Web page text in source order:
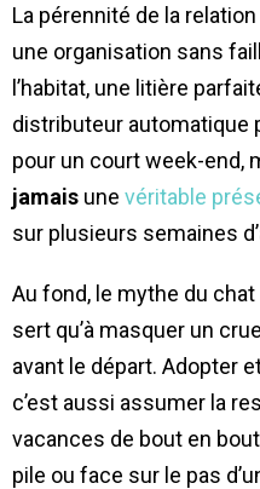
La pérennité de la
une organisation sans
l’habitat, une litière
distributeur automatique
pour un court week-end,
jamais une véritable
sur plusieurs semaines
Au fond, le mythe du
sert qu’à masquer un
avant le départ. Adopter
c’est aussi assumer la
vacances de bout en
pile ou face sur le pas